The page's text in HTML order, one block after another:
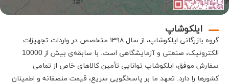
ایلکوشاپ
گروه بازرگانی ایلکوشاپ
، از سال ۱۳۹۸ متخصص در واردات تجهیزات
الکترونیک، صنعتی و آزمایشگاهی است.
با سابقه‌ی بیش از 10000
سفارش موفق، ایلکوشاپ توانایی تأمین کالاهای خاص از تمامی
کشورها را دارد. تعهد ما بر پاسخگویی سریع، قیمت منصفانه و اطمینان